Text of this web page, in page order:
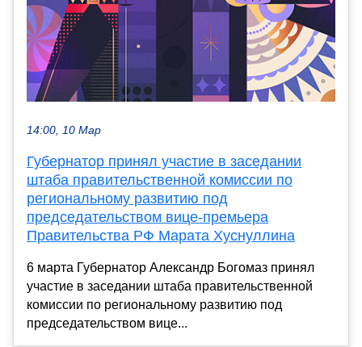
14:00, 10 Мар
Губернатор принял участие в заседании
штаба правительственной комиссии по
региональному развитию под
председательством вице-премьера
Правительства РФ Марата Хуснуллина
6 марта Губернатор Александр Богомаз принял
участие в заседании штаба правительственной
комиссии по региональному развитию под
председательством вице...